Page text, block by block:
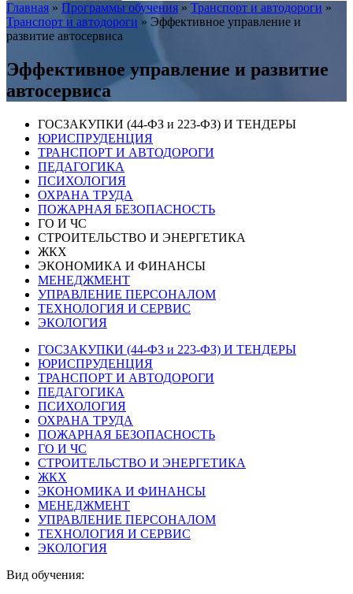
Главная » Программы обучения » Транспорт и автодороги »
Транспорт и автодороги » Эффективное управление и
развитие автосервиса
Эффективное управление и развитие
автосервиса
ГОСЗАКУПКИ (44-ФЗ и 223-ФЗ) И ТЕНДЕРЫ
ЮРИСПРУДЕНЦИЯ
ТРАНСПОРТ И АВТОДОРОГИ
ПЕДАГОГИКА
ПСИХОЛОГИЯ
ОХРАНА ТРУДА
ПОЖАРНАЯ БЕЗОПАСНОСТЬ
ГО И ЧС
СТРОИТЕЛЬСТВО И ЭНЕРГЕТИКА
ЖКХ
ЭКОНОМИКА И ФИНАНСЫ
МЕНЕДЖМЕНТ
УПРАВЛЕНИЕ ПЕРСОНАЛОМ
ТЕХНОЛОГИЯ И СЕРВИС
ЭКОЛОГИЯ
ГОСЗАКУПКИ (44-ФЗ и 223-ФЗ) И ТЕНДЕРЫ
ЮРИСПРУДЕНЦИЯ
ТРАНСПОРТ И АВТОДОРОГИ
ПЕДАГОГИКА
ПСИХОЛОГИЯ
ОХРАНА ТРУДА
ПОЖАРНАЯ БЕЗОПАСНОСТЬ
ГО И ЧС
СТРОИТЕЛЬСТВО И ЭНЕРГЕТИКА
ЖКХ
ЭКОНОМИКА И ФИНАНСЫ
МЕНЕДЖМЕНТ
УПРАВЛЕНИЕ ПЕРСОНАЛОМ
ТЕХНОЛОГИЯ И СЕРВИС
ЭКОЛОГИЯ
Вид обучения: